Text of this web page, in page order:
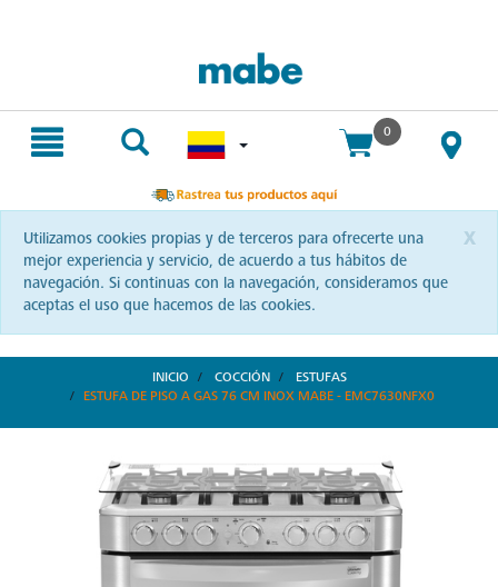
0
x
Utilizamos cookies propias y de terceros para ofrecerte una
mejor experiencia y servicio, de acuerdo a tus hábitos de
navegación. Si continuas con la navegación, consideramos que
aceptas el uso que hacemos de las cookies.
INICIO COCCIÓN
ESTUFAS
ESTUFA DE PISO A GAS 76 CM INOX MABE - EMC7630NFX0